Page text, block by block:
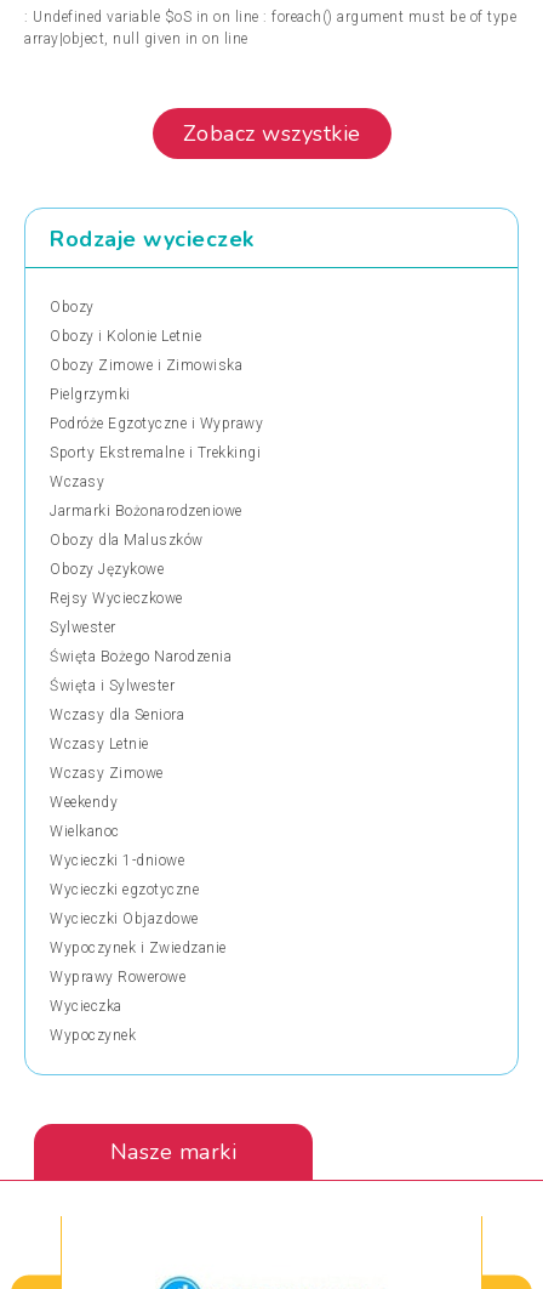
: Undefined variable $oS in on line : foreach() argument must be of type
array|object, null given in on line
Zobacz wszystkie
Rodzaje wycieczek
Obozy
Obozy i Kolonie Letnie
Obozy Zimowe i Zimowiska
Pielgrzymki
Podróże Egzotyczne i Wyprawy
Sporty Ekstremalne i Trekkingi
Wczasy
Jarmarki Bożonarodzeniowe
Obozy dla Maluszków
Obozy Językowe
Rejsy Wycieczkowe
Sylwester
Święta Bożego Narodzenia
Święta i Sylwester
Wczasy dla Seniora
Wczasy Letnie
Wczasy Zimowe
Weekendy
Wielkanoc
Wycieczki 1-dniowe
Wycieczki egzotyczne
Wycieczki Objazdowe
Wypoczynek i Zwiedzanie
Wyprawy Rowerowe
Wycieczka
Wypoczynek
Nasze marki